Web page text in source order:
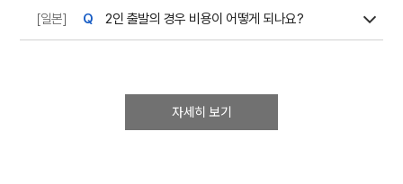
[일본] 2인 출발의 경우 비용이 어떻게 되나요?
자세히 보기